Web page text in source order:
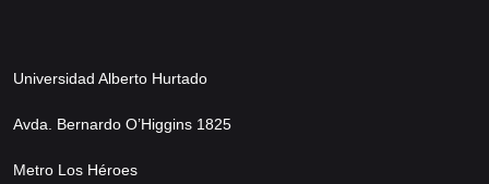
Universidad Alberto Hurtado
Avda. Bernardo O’Higgins 1825
Metro Los Héroes